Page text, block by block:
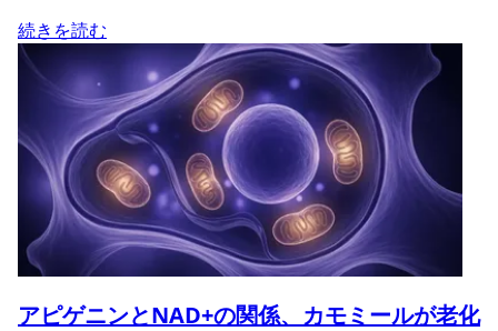
続きを読む
アピゲニンとNAD+の関係、カモミールが老化